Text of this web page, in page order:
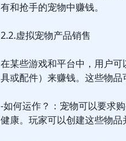
有和抢手的宠物中赚钱。
2.2.虚拟宠物产品销售
在某些游戏和平台中，用户
具或配件）来赚钱。这些物品
-如何运作？：宠物可以要求
健康。玩家可以创建这些物品